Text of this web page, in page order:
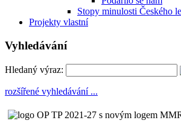
Stopy minulosti Českého
Projekty vlastní
Vyhledávání
Hledaný výraz:
rozšířené vyhledávání ...